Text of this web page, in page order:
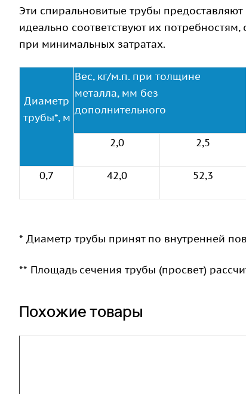
Эти спиральновитые трубы
идеально соответствуют их
при минимальных затратах.
Диаметр
трубы*, м
Вес, кг/м.п. при толщине
металла, мм без
дополнительного
2,0
2,5
0,7 42,0 52,3
* Диаметр трубы принят по внутренней
** Площадь сечения трубы (просвет)
Похожие товары